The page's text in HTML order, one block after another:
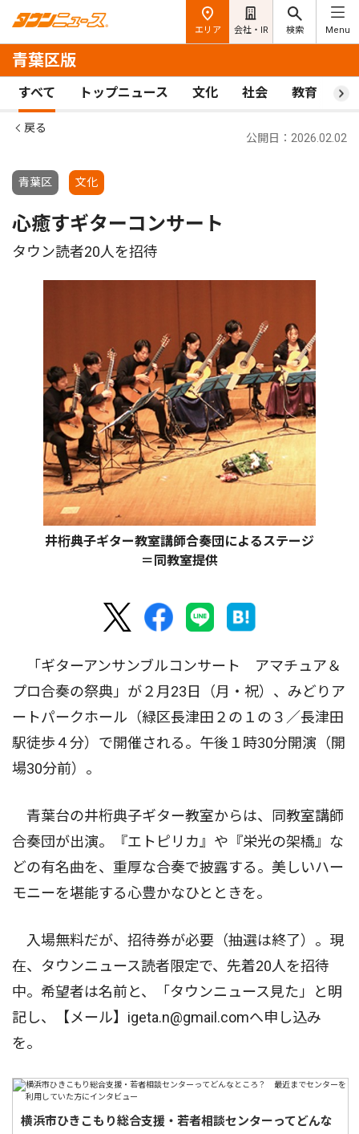
エリア 会社・IR 検索 Menu
青葉区版
すべて トップニュース 文化 社会 教育 ス
戻る
青葉区 文化
公開日：2026.02.02
心癒すギターコンサート
タウン読者20人を招待
井桁典子ギター教室講師合奏団によるステージ
＝同教室提供
「ギターアンサンブルコンサート アマチュア＆
プロ合奏の祭典」が２月23日（月・祝）、みどりア
ートパークホール（緑区長津田２の１の３／長津田
駅徒歩４分）で開催される。午後１時30分開演（開
場30分前）。
青葉台の井桁典子ギター教室からは、同教室講師
合奏団が出演。『エトピリカ』や『栄光の架橋』な
どの有名曲を、重厚な合奏で披露する。美しいハー
モニーを堪能する心豊かなひとときを。
入場無料だが、招待券が必要（抽選は終了）。現
在、タウンニュース読者限定で、先着20人を招待
中。希望者は名前と、「タウンニュース見た」と明
記し、【メール】igeta.n@gmail.comへ申し込み
を。
横浜市ひきこもり総合支援・若者相談センターってどんな